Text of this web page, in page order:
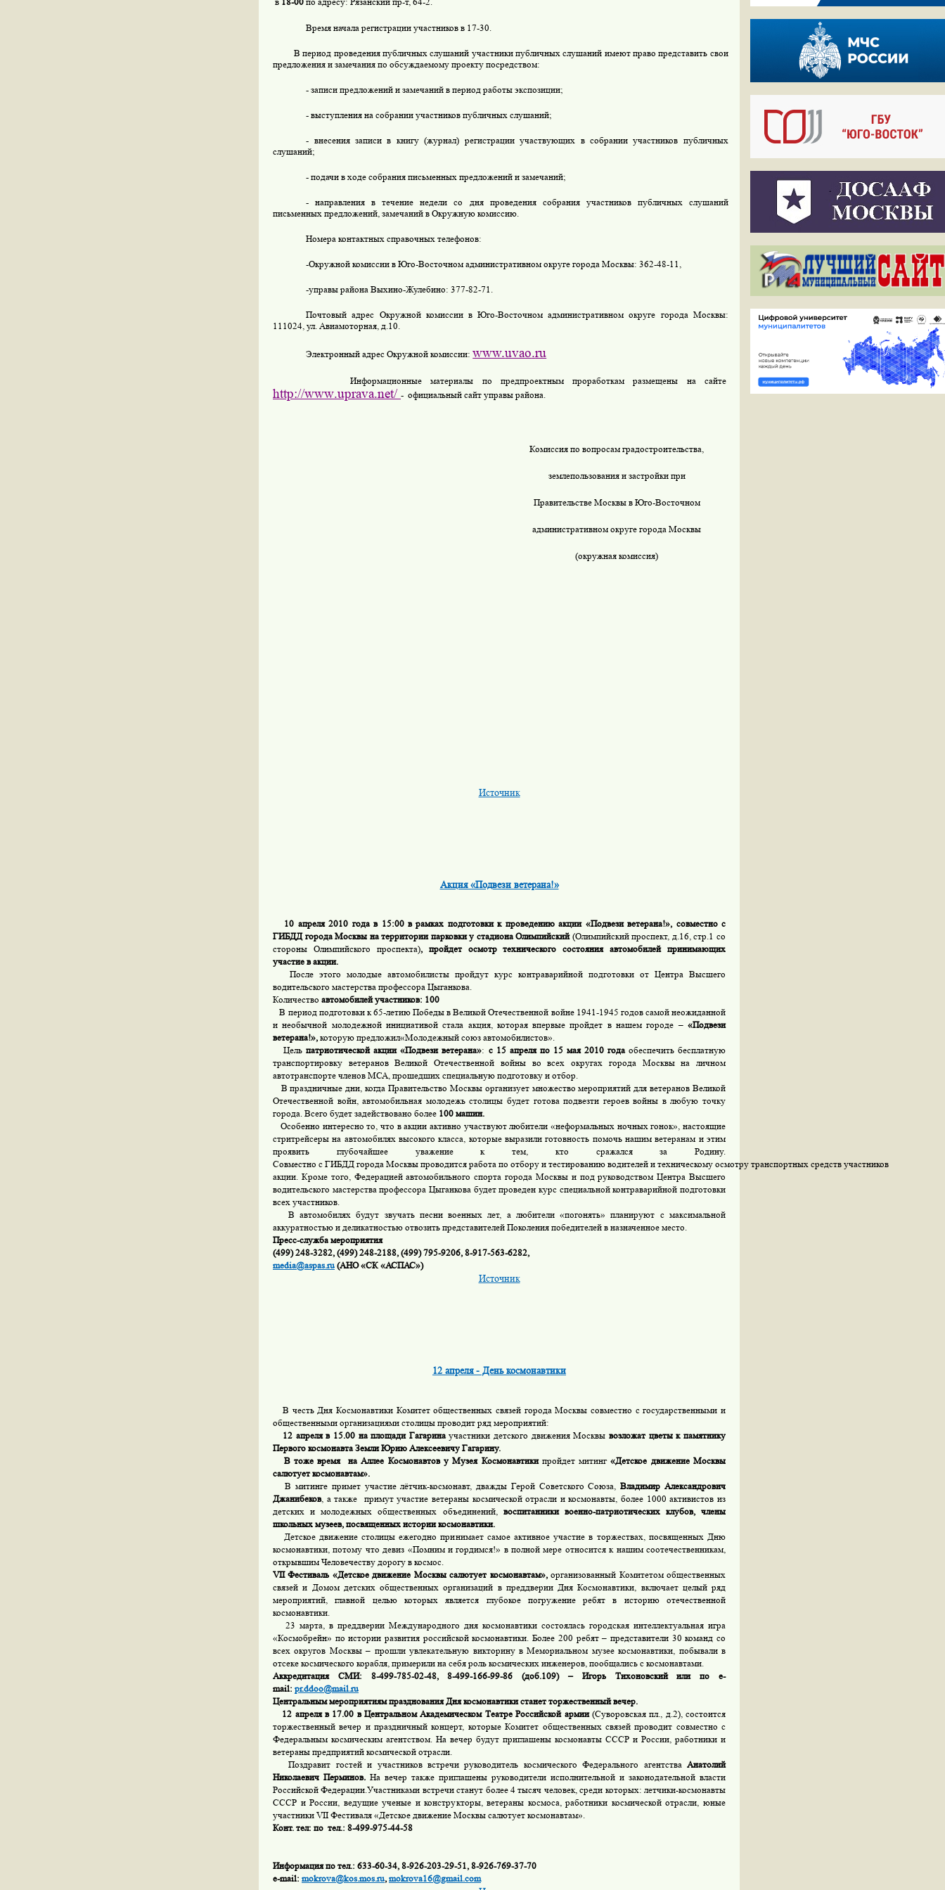
Время начала регистрации участников в 17-30.
В период проведения публичных слушаний участники публичных слушаний имеют право представить свои
предложения и замечания по обсуждаемому проекту посредством:
- записи предложений и замечаний в период работы экспозиции;
- выступления на собрании участников публичных слушаний;
- внесения записи в книгу (журнал) регистрации участвующих в собрании участников публичных
слушаний;
- подачи в ходе собрания письменных предложений и замечаний;
- направления в течение недели со дня проведения собрания участников публичных слушаний
письменных предложений, замечаний в Окружную комиссию.
Номера контактных справочных телефонов:
-Окружной комиссии в Юго-Восточном административном округе города Москвы: 362-48-11,
-управы района Выхино-Жулебино: 377-82-71.
Почтовый адрес Окружной комиссии в Юго-Восточном административном округе города Москвы:
111024, ул. Авиамоторная, д.10.
Электронный адрес Окружной комиссии:www.uvao.ru
Информационные материалы по предпроектным проработкам размещены на сайте
http://www.uprava.net/ - официальный сайт управы района.
Комиссия по вопросам градостроительства,
землепользования и застройки при
Правительстве Москвы в Юго-Восточном
административном округе города Москвы
(окружная комиссия)
Источник
Акция «Подвези ветерана!»
10 апреля 2010 года в 15:00 в рамках подготовки к проведению акции «Подвези ветерана!», совместно с
ГИБДД города Москвы на территории парковки у стадиона Олимпийский (Олимпийский проспект, д.16, стр.1 со
стороны Олимпийского проспекта), пройдет осмотр технического состояния автомобилей принимающих
участие в акции.
После этого молодые автомобилисты пройдут курс контраварийной подготовки от Центра Высшего
водительского мастерства профессора Цыганкова.
Количество автомобилей участников: 100
В период подготовки к 65-летию Победы в Великой Отечественной войне 1941-1945 годов самой неожиданной
и необычной молодежной инициативой стала акция, которая впервые пройдет в нашем городе –«Подвези
ветерана!», которую предложил«Молодежный союз автомобилистов».
Цельпатриотической акции «Подвези ветерана»: с 15 апреля по 15 мая 2010 годаобеспечить бесплатную
транспортировку ветеранов Великой Отечественной войны во всех округах города Москвы на личном
автотранспорте членов МСА, прошедших специальную подготовку и отбор.
В праздничные дни, когда Правительство Москвы организует множество мероприятий для ветеранов Великой
Отечественной войн, автомобильная молодежь столицы будет готова подвезти героев войны в любую точку
города. Всего будет задействовано более 100 машин.
Особенно интересно то, что в акции активно участвуют любители «неформальных ночных гонок», настоящие
стритрейсеры на автомобилях высокого класса, которые выразили готовность помочь нашим ветеранам и этим
проявить глубочайшее уважение к тем, кто сражался за Родину.
Совместно с ГИБДД города Москвы проводится работа по отбору и тестированию водителей и техническому осмотру транспортных средств участников
акции. Кроме того, Федерацией автомобильного спорта города Москвы и под руководством Центра Высшего
водительского мастерства профессора Цыганкова будет проведен курс специальной контраварийной подготовки
всех участников.
В автомобилях будут звучать песни военных лет, а любители «погонять» планируют с максимальной
аккуратностью и деликатностью отвозить представителей Поколения победителей в назначенное место.
Пресс-служба мероприятия
(499) 248-3282, (499) 248-2188, (499) 795-9206, 8-917-563-6282,
media@aspas.ru (АНО «СК «АСПАС»)
Источник
12 апреля - День космонавтики
В честь Дня Космонавтики Комитет общественных связей города Москвы совместно с государственными и
общественными организациями столицы проводит ряд мероприятий:
12 апреля в 15.00 на площади Гагаринаучастники детского движения Москвывозложат цветы к памятнику
Первого космонавта Земли Юрию Алексеевичу Гагарину.
В тоже время
на Аллее Космонавтов у Музея Космонавтикипройдет митинг«Детское движение Москвы
салютует космонавтам».
В митинге примет участие лётчик-космонавт, дважды Герой Советского Союза,Владимир Александрович
Джанибеков, а также примут участие ветераны космической отрасли и космонавты, более 1000 активистов из
детских и молодежных общественных объединений, воспитанники военно-патриотических клубов, члены
школьных музеев, посвященных истории космонавтики.
Детское движение столицы ежегодно принимает самое активное участие в торжествах, посвященных Дню
космонавтики, потому что девиз «Помним и гордимся!» в полной мере относится к нашим соотечественникам,
открывшим Человечеству дорогу в космос.
VII Фестиваль «Детское движение Москвы салютует космонавтам»,организованный Комитетом общественных
связей и Домом детских общественных организаций в преддверии Дня Космонавтики, включает целый ряд
мероприятий, главной целью которых является глубокое погружение ребят в историю отечественной
космонавтики.
23 марта, в преддверии Международного дня космонавтики состоялась городская интеллектуальная игра
«Космобрейн» по истории развития российской космонавтики. Более 200 ребят – представители 30 команд со
всех округов Москвы – прошли увлекательную викторину в Мемориальном музее космонавтики, побывали в
отсеке космического корабля, примерили на себя роль космических инженеров, пообщались с космонавтами.
Аккредитация СМИ: 8-499-785-02-48, 8-499-166-99-86 (доб.109) – Игорь Тихоновский или по e-
mail: pr.ddoo@mail.ru
Центральным мероприятиям празднования Дня космонавтики станет торжественный вечер.
12 апреля в 17.00 в Центральном Академическом Театре Российской армии(Суворовская пл., д.2), состоится
торжественный вечер и праздничный концерт, которые Комитет общественных связей проводит совместно с
Федеральным космическим агентством. На вечер будут приглашены космонавты СССР и России, работники и
ветераны предприятий космической отрасли.
Поздравит гостей и участников встречи руководитель космического Федерального агентства Анатолий
Николаевич Перминов. На вечер также приглашены руководители исполнительной и законодательной власти
Российской Федерации.Участниками встречи станут более 4 тысяч человек, среди которых: летчики-космонавты
СССР и России, ведущие ученые и конструкторы, ветераны космоса, работники космической отрасли, юные
участники VII Фестиваля «Детское движение Москвы салютует космонавтам».
Конт. тел: по тел.: 8-499-975-44-58
Информация по тел.: 633-60-34, 8-926-203-29-51, 8-926-769-37-70
e-mail: mokrova@kos.mos.ru, mokrova16@gmail.com